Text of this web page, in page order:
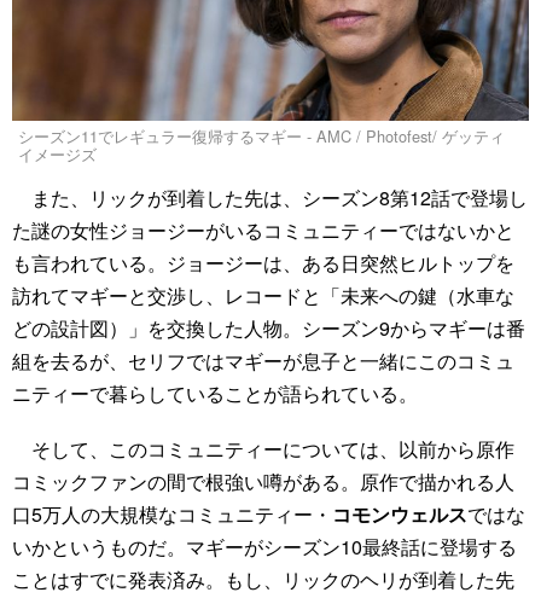
シーズン11でレギュラー復帰するマギー - AMC / Photofest/ ゲッティ
イメージズ
また、リックが到着した先は、シーズン8第12話で登場し
た謎の女性ジョージーがいるコミュニティーではないかと
も言われている。ジョージーは、ある日突然ヒルトップを
訪れてマギーと交渉し、レコードと「未来への鍵（水車な
どの設計図）」を交換した人物。シーズン9からマギーは番
組を去るが、セリフではマギーが息子と一緒にこのコミュ
ニティーで暮らしていることが語られている。
そして、このコミュニティーについては、以前から原作
コミックファンの間で根強い噂がある。原作で描かれる人
口5万人の大規模なコミュニティー・ コモンウェルスではな
いかというものだ。マギーがシーズン10最終話に登場する
ことはすでに発表済み。もし、リックのヘリが到着した先